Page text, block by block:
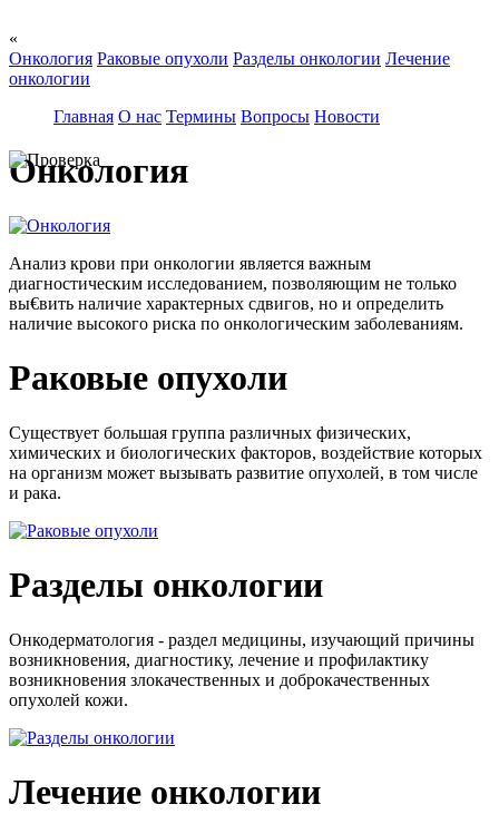
«
Онкология Раковые опухоли Разделы онкологии Лечение
онкологии
Главная О нас Термины Вопросы Новости
Онкология
Анализ крови при онкологии является важным
диагностическим исследованием, позволяющим не только
вы€вить наличие характерных сдвигов, но и определить
наличие высокого риска по онкологическим заболеваниям.
Раковые опухоли
Существует большая группа различных физических,
химических и биологических факторов, воздействие которых
на организм может вызывать развитие опухолей, в том числе
и рака.
Разделы онкологии
Онкодерматология - раздел медицины, изучающий причины
возникновения, диагностику, лечение и профилактику
возникновения злокачественных и доброкачественных
опухолей кожи.
Лечение онкологии